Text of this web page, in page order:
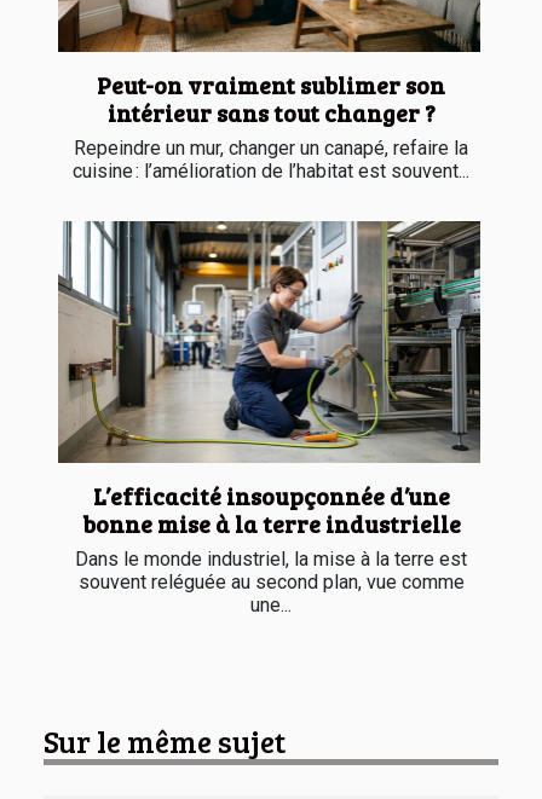
Peut-on vraiment sublimer son
intérieur sans tout changer ?
Repeindre un mur, changer un canapé, refaire la
cuisine : l’amélioration de l’habitat est souvent...
L’efficacité insoupçonnée d’une
bonne mise à la terre industrielle
Dans le monde industriel, la mise à la terre est
souvent reléguée au second plan, vue comme
une...
Sur le même sujet